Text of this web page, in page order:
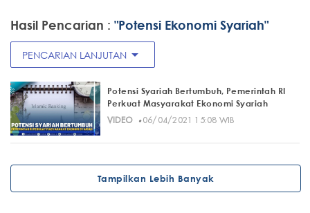
Hasil Pencarian : "Potensi Ekonomi Syariah"
PENCARIAN LANJUTAN arrow_drop_down
Potensi Syariah Bertumbuh, Pemerintah RI
Perkuat Masyarakat Ekonomi Syariah
VIDEO· 06/04/2021 15:08 WIB
Tampilkan Lebih Banyak